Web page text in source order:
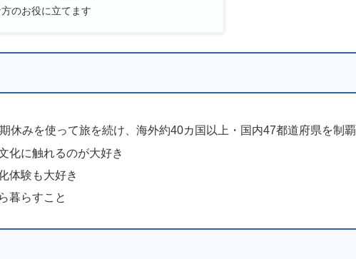
方のお役に立てます
休みを使って旅を続け、海外約40カ国以上・国内47都道府県を制覇
化に触れるのが大好き
体験も大好き
暮らすこと